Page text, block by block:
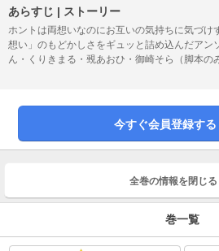
あらすじ | ストーリー
ホントは両想いなのにお互いの気持ちに気づ
想い」のもどかしさをギュッと詰め込んだアン
ん・くりきまる・覡あおひ・御崎そら（脚本の
りこっこ・だーく・安蔵くんこ・ハミタの
ゆとりーぬ／もりこっこ／だーく／安蔵くんこ
今すぐ会員登録す
全巻の情報を 閉じる
巻一覧